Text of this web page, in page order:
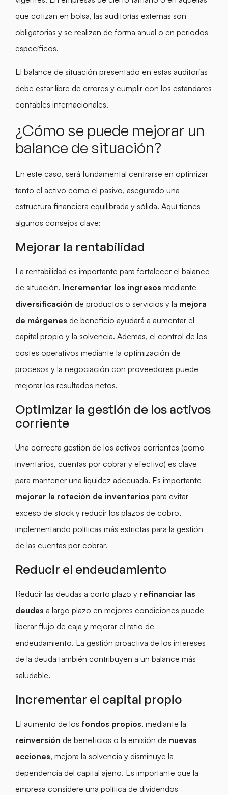
que cotizan en bolsa, las auditorías externas son
obligatorias y se realizan de forma anual o en periodos
específicos.
El balance de situación presentado en estas auditorías
debe estar libre de errores y cumplir con los estándares
contables internacionales.
¿Cómo se puede mejorar un
balance de situación?
En este caso, será fundamental centrarse en optimizar
tanto el activo como el pasivo, asegurado una
estructura financiera equilibrada y sólida. Aquí tienes
algunos consejos clave:
Mejorar la rentabilidad
La rentabilidad es importante para fortalecer el balance
de situación. Incrementar los ingresos mediante
diversificación de productos o servicios y la mejora
de márgenes de beneficio ayudará a aumentar el
capital propio y la solvencia. Además, el control de los
costes operativos mediante la optimización de
procesos y la negociación con proveedores puede
mejorar los resultados netos.
Optimizar la gestión de los activos
corriente
Una correcta gestión de los activos corrientes (como
inventarios, cuentas por cobrar y efectivo) es clave
para mantener una liquidez adecuada. Es importante
mejorar la rotación de inventarios para evitar
exceso de stock y reducir los plazos de cobro,
implementando políticas más estrictas para la gestión
de las cuentas por cobrar.
Reducir el endeudamiento
Reducir las deudas a corto plazo y refinanciar las
deudas a largo plazo en mejores condiciones puede
liberar flujo de caja y mejorar el ratio de
endeudamiento. La gestión proactiva de los intereses
de la deuda también contribuyen a un balance más
saludable.
Incrementar el capital propio
El aumento de los fondos propios, mediante la
reinversión de beneficios o la emisión de nuevas
acciones, mejora la solvencia y disminuye la
dependencia del capital ajeno. Es importante que la
empresa considere una política de dividendos